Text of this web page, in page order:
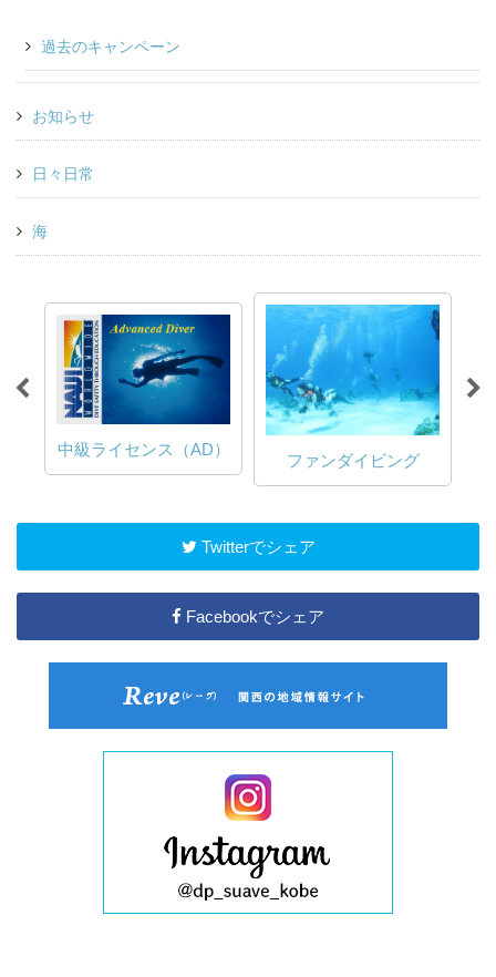
過去のキャンペーン
お知らせ
日々日常
海
ファンダイビング
初級ライセンス
（OWD）
Twitterでシェア
Facebookでシェア